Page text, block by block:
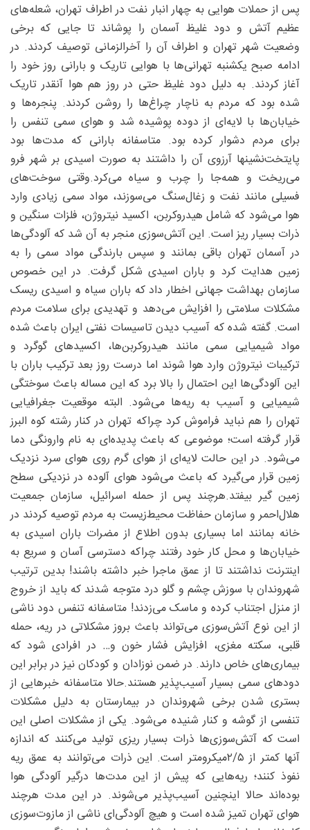
پس از حملات هوایی به چهار انبار نفت در اطراف تهران، شعله‌های
عظیم آتش و دود غلیظ آسمان را پوشاند تا جایی که برخی
وضعیت شهر تهران و اطراف آن را آخرالزمانی توصیف کردند. در
ادامه صبح یکشنبه تهرانی‌ها با هوایی تاریک و بارانی روز خود را
آغاز کردند. به دلیل دود غلیظ حتی در روز هم هوا آنقدر تاریک
شده بود که مردم به ناچار چراغ‌ها را روشن کردند. پنجره‌ها و
خیابان‌ها با لایه‌‌ای از دوده پوشیده شد و هوای سمی تنفس را
برای مردم دشوار کرده بود. متاسفانه بارانی که مدت‌ها بود
پایتخت‌نشینها آرزوی آن را داشتند به صورت اسیدی بر شهر فرو
می‌ریخت و همه‌جا را چرب و سیاه می‌کرد.وقتی سوخت‌های
فسیلی مانند نفت و زغال‌سنگ می‌سوزند، مواد سمی زیادی وارد
هوا می‌شود که شامل هیدروکربن‌، اکسید نیتروژن، فلزات سنگین و
ذرات بسیار ریز است. این آتش‌سوزی‌ منجر به آن شد که آلودگی‌‌ها
در آسمان تهران باقی بمانند و سپس بارندگی مواد سمی را به
زمین هدایت کرد و باران اسیدی شکل گرفت. در این خصوص
سازمان بهداشت جهانی اخطار داد که باران سیاه و اسیدی ریسک
مشکلات سلامتی را افزایش می‌دهد و تهدیدی برای سلامت مردم
است. گفته شده که آسیب دیدن تاسیسات نفتی ایران باعث شده
مواد شیمیایی سمی مانند هیدروکربن‌ها، اکسیدهای گوگرد و
ترکیبات نیتروژن وارد هوا شوند اما درست روز بعد ترکیب باران با
این آلودگی‌ها این احتمال را بالا برد که این مساله باعث سوختگی
شیمیایی و آسیب به ریه‌ها می‌شود. البته موقعیت جغرافیایی
تهران را هم نباید فراموش کرد چراکه تهران در کنار رشته‌ کوه البرز
قرار گرفته است؛ موضوعی که باعث پدیده‌ای به نام وارونگی دما
می‌شود. در این حالت لایه‌ای از هوای گرم روی هوای سرد نزدیک
زمین قرار می‌گیرد که باعث می‌شود هوای آلوده در نزدیکی سطح
زمین گیر بیفتد.هرچند پس از حمله اسرائیل، سازمان جمعیت
هلال‌احمر و سازمان حفاظت محیط‌زیست به مردم توصیه کردند در
خانه بمانند اما بسیاری بدون اطلاع از مضرات باران اسیدی به
خیابان‌ها و محل کار خود رفتند چراکه دسترسی آسان و سریع به
اینترنت نداشتند تا از عمق ماجرا خبر داشته باشند! بدین ترتیب
شهروندان با سوزش چشم و گلو درد متوجه شدند که باید از خروج
از منزل اجتناب کرده و ماسک می‌زدند! متاسفانه تنفس دود ناشی
از این نوع آتش‌سوزی می‌تواند باعث بروز مشکلاتی در ریه، حمله
قلبی، سکته مغزی، افزایش فشار خون و… در افرادی شود که
بیماری‌های خاص دارند. در ضمن نوزادان و کودکان نیز در برابر این
دودهای سمی بسیار آسیب‌پذیر هستند.حالا متاسفانه خبرهایی از
بستری شدن برخی شهروندان در بیمارستان به دلیل مشکلات
تنفسی از گوشه و کنار شنیده می‌شود. یکی از مشکلات اصلی این
است که آتش‌‌سوزی‌ها ذرات بسیار‌ ریزی تولید می‌کنند که اندازه
آنها کمتر از ۵/‏۲میکرومتر است. این ذرات می‌توانند به عمق ریه
نفوذ کنند؛ ریه‌هایی که پیش از این مدت‌ها درگیر آلودگی هوا
بوده‌اند حالا اینچنین آسیب‌پذیر می‌شوند. در این مدت هرچند
هوای تهران تمیز شده است و هیچ آلودگی‌ای ناشی از مازوت‌سوزی